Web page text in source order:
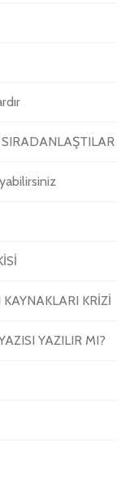
KRİZİ
YAZILIR MI?